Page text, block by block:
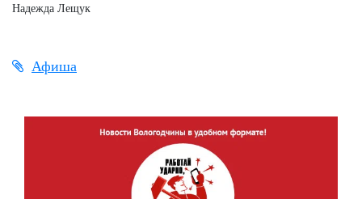
Надежда Лещук
Афиша